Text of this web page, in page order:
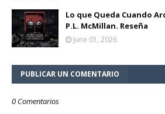
Lo que Queda Cuando
P.L. McMillan. Reseña
June 01, 2026
PUBLICAR UN COMENTARIO
0 Comentarios